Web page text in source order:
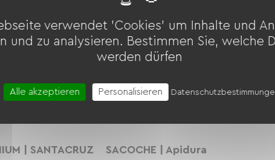
| SANTACRUZ
SACOCHE | Apidura
verwendet 'Cookies' um Inhalte und
und zu analysieren. Bestimmen Sie, welche
werden dürfen
Alle akzeptieren Personalisieren